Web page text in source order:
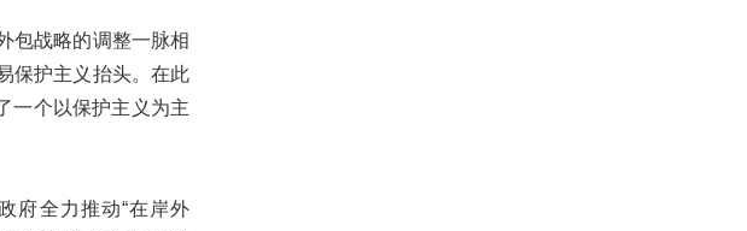
包战略的调整一脉相
保护主义抬头。在此
一个以保护主义为主
府全力推动“在岸外